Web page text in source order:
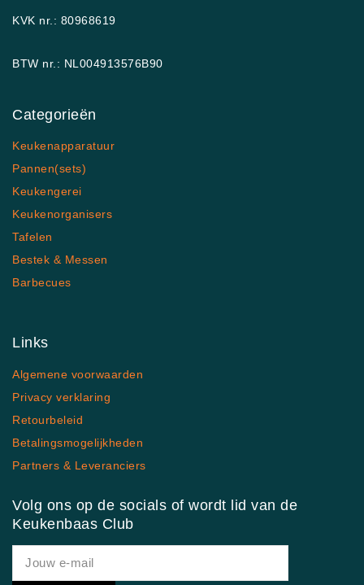
KVK nr.: 80968619
BTW nr.: NL004913576B90
Categorieën
Keukenapparatuur
Pannen(sets)
Keukengerei
Keukenorganisers
Tafelen
Bestek & Messen
Barbecues
Links
Algemene voorwaarden
Privacy verklaring
Retourbeleid
Betalingsmogelijkheden
Partners & Leveranciers
Volg ons op de socials of wordt lid van de
Keukenbaas Club